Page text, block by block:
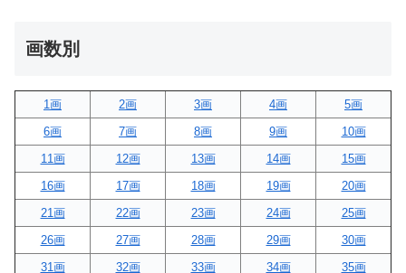
画数別
1画 2画 3画 4画
5画
6画
7画 8画 9画
10画
11画
12画 13画 14画
15画
16画
17画 18画 19画
20画
21画
22画 23画 24画
25画
26画
27画 28画 29画
30画
31画
32画 33画 34画 35画